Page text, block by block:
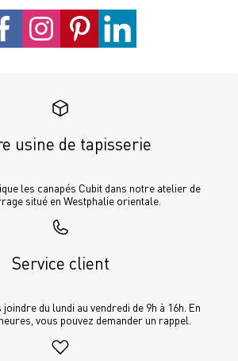
usine de tapisserie
les canapés Cubit dans notre atelier de
situé en Westphalie orientale.
Service client
du lundi au vendredi de 9h à 16h. En
vous pouvez demander un rappel.